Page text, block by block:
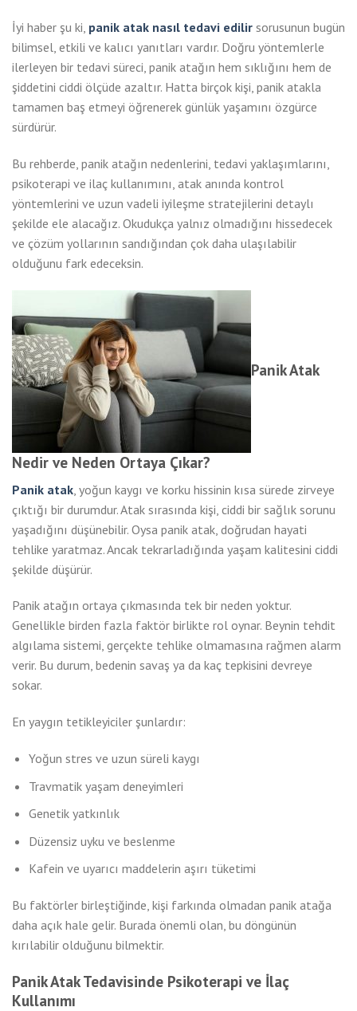
İyi haber şu ki, panik atak nasıl tedavi edilir sorusunun bugün
bilimsel, etkili ve kalıcı yanıtları vardır. Doğru yöntemlerle
ilerleyen bir tedavi süreci, panik atağın hem sıklığını hem de
şiddetini ciddi ölçüde azaltır. Hatta birçok kişi, panik atakla
tamamen baş etmeyi öğrenerek günlük yaşamını özgürce
sürdürür.
Bu rehberde, panik atağın nedenlerini, tedavi yaklaşımlarını,
psikoterapi ve ilaç kullanımını, atak anında kontrol
yöntemlerini ve uzun vadeli iyileşme stratejilerini detaylı
şekilde ele alacağız. Okudukça yalnız olmadığını hissedecek
ve çözüm yollarının sandığından çok daha ulaşılabilir
olduğunu fark edeceksin.
Panik Atak
Nedir ve Neden Ortaya Çıkar?
Panik atak , yoğun kaygı ve korku hissinin kısa sürede zirveye
çıktığı bir durumdur. Atak sırasında kişi, ciddi bir sağlık sorunu
yaşadığını düşünebilir. Oysa panik atak, doğrudan hayati
tehlike yaratmaz. Ancak tekrarladığında yaşam kalitesini ciddi
şekilde düşürür.
Panik atağın ortaya çıkmasında tek bir neden yoktur.
Genellikle birden fazla faktör birlikte rol oynar. Beynin tehdit
algılama sistemi, gerçekte tehlike olmamasına rağmen alarm
verir. Bu durum, bedenin savaş ya da kaç tepkisini devreye
sokar.
En yaygın tetikleyiciler şunlardır:
Yoğun stres ve uzun süreli kaygı
Travmatik yaşam deneyimleri
Genetik yatkınlık
Düzensiz uyku ve beslenme
Kafein ve uyarıcı maddelerin aşırı tüketimi
Bu faktörler birleştiğinde, kişi farkında olmadan panik atağa
daha açık hale gelir. Burada önemli olan, bu döngünün
kırılabilir olduğunu bilmektir.
Panik Atak Tedavisinde Psikoterapi ve İlaç
Kullanımı